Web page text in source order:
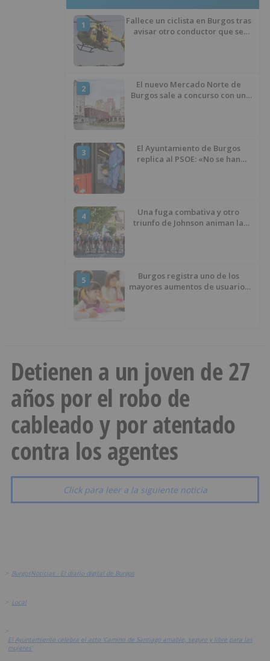
1
Fallece un ciclista en Burgos tras
avisar otro conductor que se
2
El nuevo Mercado Norte de
Burgos sale a concurso con un
3
El Ayuntamiento de Burgos
replica al PSOE: «No se han
4
Una fuga combativa y otro
triunfo de Johnson animan la
5
Burgos registra uno de los
mayores aumentos de usuarios
Detienen a un joven de 27
años por el robo de
cableado y por atentado
contra los agentes
Click para leer a la siguiente noticia
> BurgosNoticias - El diario digital de Burgos
> Local
>
El Ayuntamiento celebra el acto ‘Camino de Santiago amable, seguro y libre para las
mujeres’